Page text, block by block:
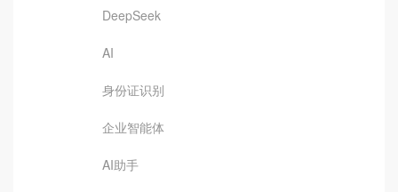
DeepSeek
AI
身份证识别
企业智能体
AI助手